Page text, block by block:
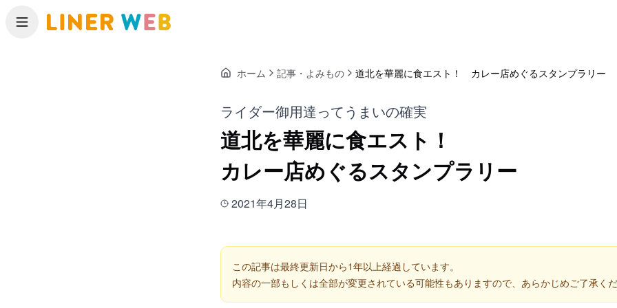
メニュー
ホーム 記事・よみもの 道北を華麗に食エスト！ カレー店めぐるスタンプラリー
ライダー御用達ってうまいの確実
道北を華麗に食エスト！
カレー店めぐるスタンプラリー
2021年4月28日
この記事は最終更新日から1年以上経過しています。
内容の一部もしくは全部が変更されている可能性もありますので、あらかじめご了承くだ